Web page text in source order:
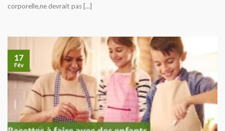
corporelle,ne devrait pas [...]
17
Fév